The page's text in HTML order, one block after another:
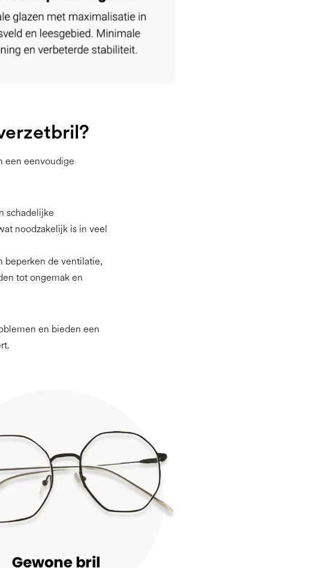
een eenvoudige
schadelijke
noodzakelijk is in veel
beperken de ventilatie,
tot ongemak en
en bieden een